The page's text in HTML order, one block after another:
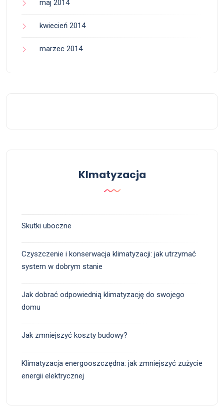
maj 2014
kwiecień 2014
marzec 2014
Klmatyzacja
Skutki uboczne
Czyszczenie i konserwacja klimatyzacji: jak utrzymać
system w dobrym stanie
Jak dobrać odpowiednią klimatyzację do swojego
domu
Jak zmniejszyć koszty budowy?
Klimatyzacja energooszczędna: jak zmniejszyć zużycie
energii elektrycznej